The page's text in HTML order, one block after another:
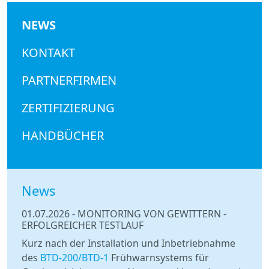
NEWS
KONTAKT
PARTNERFIRMEN
ZERTIFIZIERUNG
HANDBÜCHER
News
01.07.2026- MONITORING VON GEWITTERN -
ERFOLGREICHER TESTLAUF
Kurz nach der Installation und Inbetriebnahme
des BTD-200/BTD-1 Frühwarnsystems für